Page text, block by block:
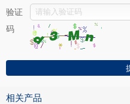
验证
码
相关产品